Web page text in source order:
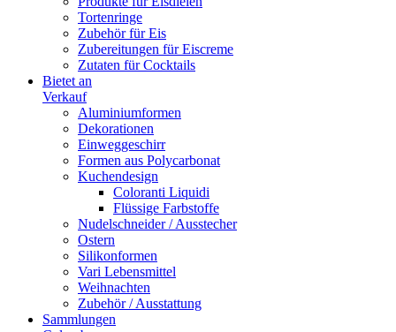
Tortenringe
Zubehör für Eis
Zubereitungen für Eiscreme
Zutaten für Cocktails
Bietet an
Verkauf
Aluminiumformen
Dekorationen
Einweggeschirr
Formen aus Polycarbonat
Kuchendesign
Coloranti Liquidi
Flüssige Farbstoffe
Nudelschneider / Ausstecher
Ostern
Silikonformen
Vari Lebensmittel
Weihnachten
Zubehör / Ausstattung
Sammlungen